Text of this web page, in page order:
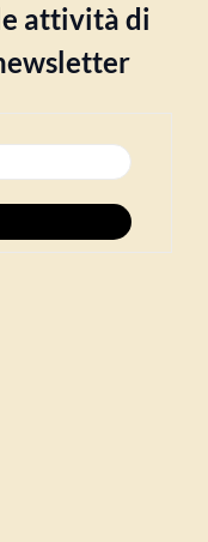
attività di